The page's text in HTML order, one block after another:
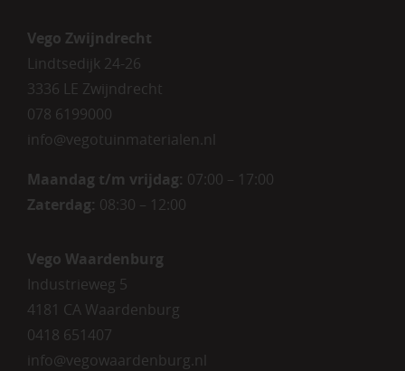
Vego Zwijndrecht
Lindtsedijk 24-26
3336 LE Zwijndrecht
078 6199000
info@vegotuinmaterialen.nl
Maandag t/m vrijdag: 07:00 – 17:00
Zaterdag: 08:30 – 12:00
Vego Waardenburg
Industrieweg 5
4181 CA Waardenburg
0418 651407
info@vegowaardenburg.nl